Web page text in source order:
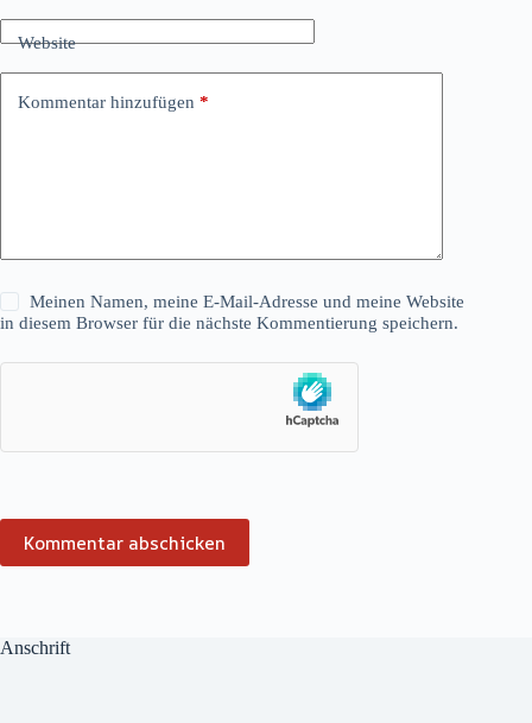
Website
Kommentar hinzufügen *
Meinen Namen, meine E-Mail-Adresse und meine Website
in diesem Browser für die nächste Kommentierung speichern.
Kommentar abschicken
Anschrift